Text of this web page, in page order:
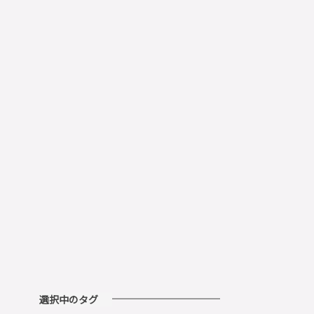
選択中のタグ